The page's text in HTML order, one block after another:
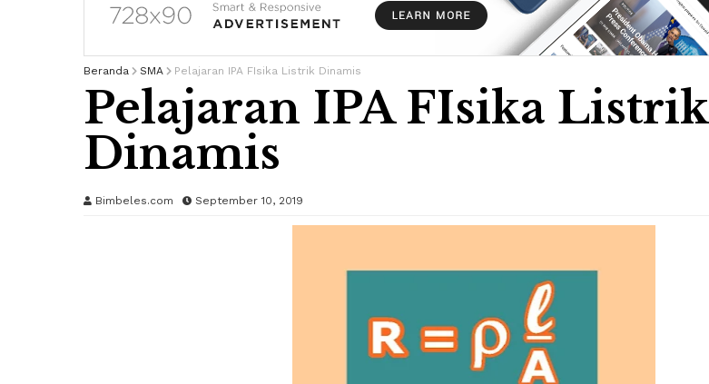
Beranda SMA Pelajaran IPA FIsika Listrik Dinamis
Pelajaran IPA FIsika Listrik
Dinamis
Bimbeles.com September 10, 2019